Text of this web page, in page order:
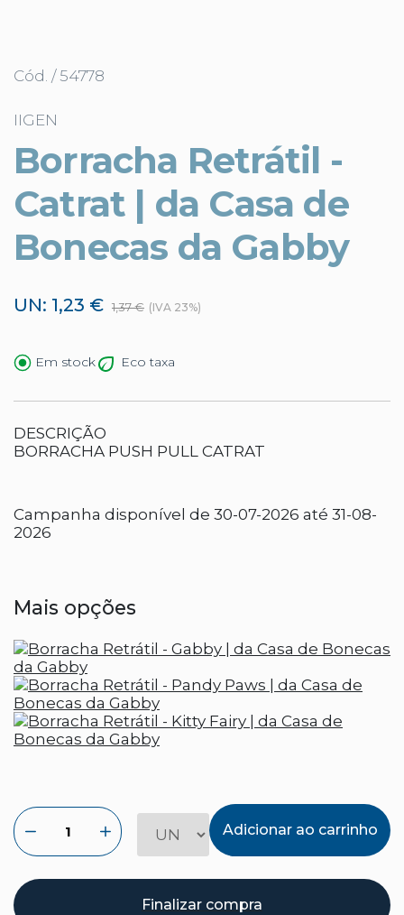
Cód. / 54778
IIGEN
Borracha Retrátil -
Catrat | da Casa de
Bonecas da Gabby
UN: 1,23 € 1,37 € (IVA 23%)
Em stock Eco taxa
DESCRIÇÃO
BORRACHA PUSH PULL CATRAT
Campanha disponível de 30-07-2026 até 31-08-
2026
Mais opções
Adicionar ao carrinho
Finalizar compra